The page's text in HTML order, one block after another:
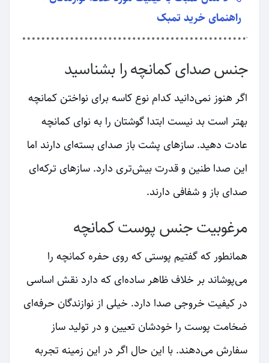
راهنمای خرید تمبک
جنس صدای کمانچه را بشناسید
اگر هنوز نمی‌دانید کدام نوع کاسه برای نواختن کمانچه
بهتر است بد نیست ابتدا گوشتان را به نوای کمانچه
عادت دهید. سازهای پشت باز صدای بسته‌ای دارند اما
این صدا طنین و قدرت بیش‌تری دارد. سازهای ترکه‌ای
صدای باز و شفافی دارند.
مرغوبیت جنس پوست کمانچه
همانطور که گفتیم پوستی که روی حفره کمانچه را
می‌پوشاند بر خلاف ظاهر ساده‌ای که دارد نقش اساسی
در کیفیت خروجی صدا دارد. خیلی از نوازندگان حرفه‌ای
ضخامت پوست را خودشان تعیین و در تولید ساز
سفارش می‌دهند. با این حال اگر در این زمینه تجربه